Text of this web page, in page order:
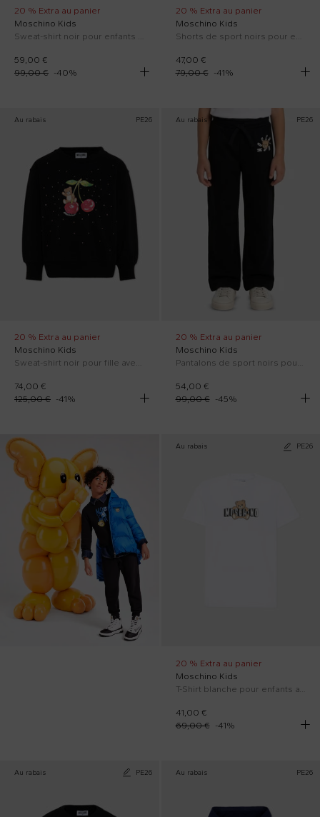
20 % Extra au panier
Moschino Kids
Sweat-shirt noir pour enfants avec Teddy Bear
59,00 €
99,00 € -40%
20 % Extra au panier
Moschino Kids
Shorts de sport noirs pour enfants avec Teddy Bear
47,00 €
79,00 €
-41%
Au rabais PE26
20 % Extra au panier
Moschino Kids
Sweat-shirt noir pour fille avec Teddy Bear
74,00 €
125,00 € -41%
Au rabais PE26
20 % Extra au panier
Moschino Kids
Pantalons de sport noirs pour fille avec Teddy Bear
54,00 €
99,00 €
-45%
Au rabais PE26
20 % Extra au panier
Moschino Kids
T-Shirt blanche pour enfants avec Teddy Bear
41,00 €
69,00 €
-41%
Au rabais PE26 Au rabais PE26